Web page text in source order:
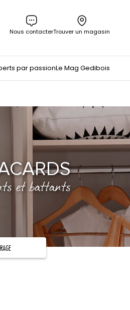
Nous contacterTrouver un magasin
par passionLe Mag Gedibois
et battants